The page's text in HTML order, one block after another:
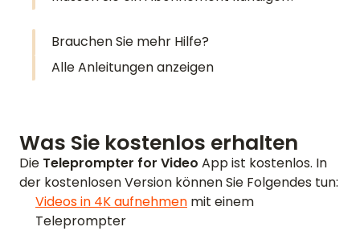
Brauchen Sie mehr Hilfe?
Alle Anleitungen anzeigen
Was Sie kostenlos erhalten
Die Teleprompter for Video App ist kostenlos. In
der kostenlosen Version können Sie Folgendes tun:
Videos in 4K aufnehmen mit einem
Teleprompter